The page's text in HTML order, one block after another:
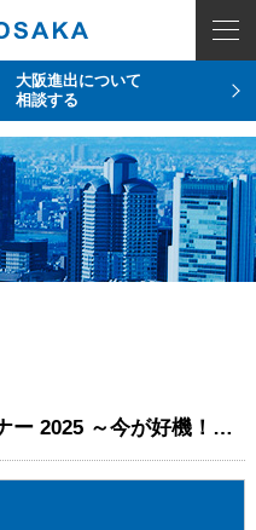
大阪進出について
相談する
大阪立地プロモーションセミナー 2025 ～今が好機！ビジネスチャンスがあふれる大阪のこれから～